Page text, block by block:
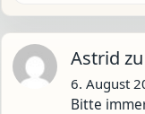
Astrid zu
6. August
Bitte